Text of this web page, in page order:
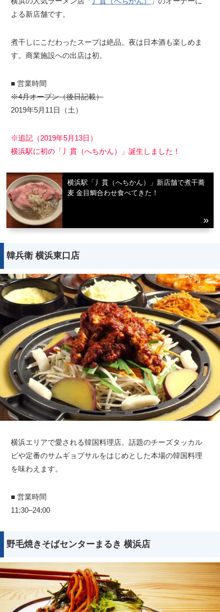
よる新店舗です。
煮干しにこだわったスープは絶品。夜は日本酒も楽しめま
す。商業施設への出店は初。
■ 営業時間
※4月オープン（後日記載）
2019年5月11日（土）
※追記（2019年5月13日）
横浜駅に初の「丿貫（へちかん）」誕生しました！
横浜駅「丿貫（へちかん）」新店舗で煮干蕎
麦 金目鯛合わせ食べてきた！
韓兵衛 横浜東口店
横浜エリアで愛される韓国料理店。話題のチーズタッカル
ビや定番のサムギョプサルをはじめとした本場の韓国料理
を味わえます。
■ 営業時間
11:30–24:00
野毛焼きそばセンターまるき 横浜店